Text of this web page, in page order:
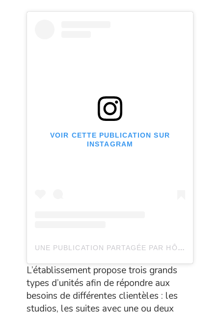
VOIR CETTE PUBLICATION SUR
INSTAGRAM
UNE PUBLICATION PARTAGÉE PAR HÔTEL~EXPÉRIENCE QUARTIER DES MARINAS (@HOTELQDM)
L’établissement propose trois grands
types d’unités afin de répondre aux
besoins de différentes clientèles : les
studios, les suites avec une ou deux